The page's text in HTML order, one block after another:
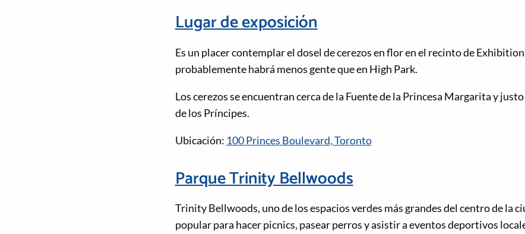
Lugar de exposición
Es un placer contemplar el dosel de cerezos en flor en el recinto de
probablemente habrá menos gente que en High Park.
Los cerezos se encuentran cerca de la Fuente de la Princesa Margarita y
de los Príncipes.
Ubicación: 100 Princes Boulevard, Toronto
Parque Trinity Bellwoods
Trinity Bellwoods, uno de los espacios verdes más grandes del centro de la
popular para hacer picnics, pasear perros y asistir a eventos deportivos